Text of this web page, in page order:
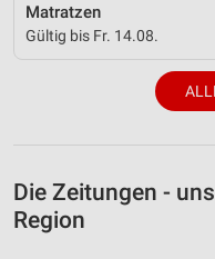
Matratzen
Gültig bis Fr. 14.08.
Die Zeitungen -
Region